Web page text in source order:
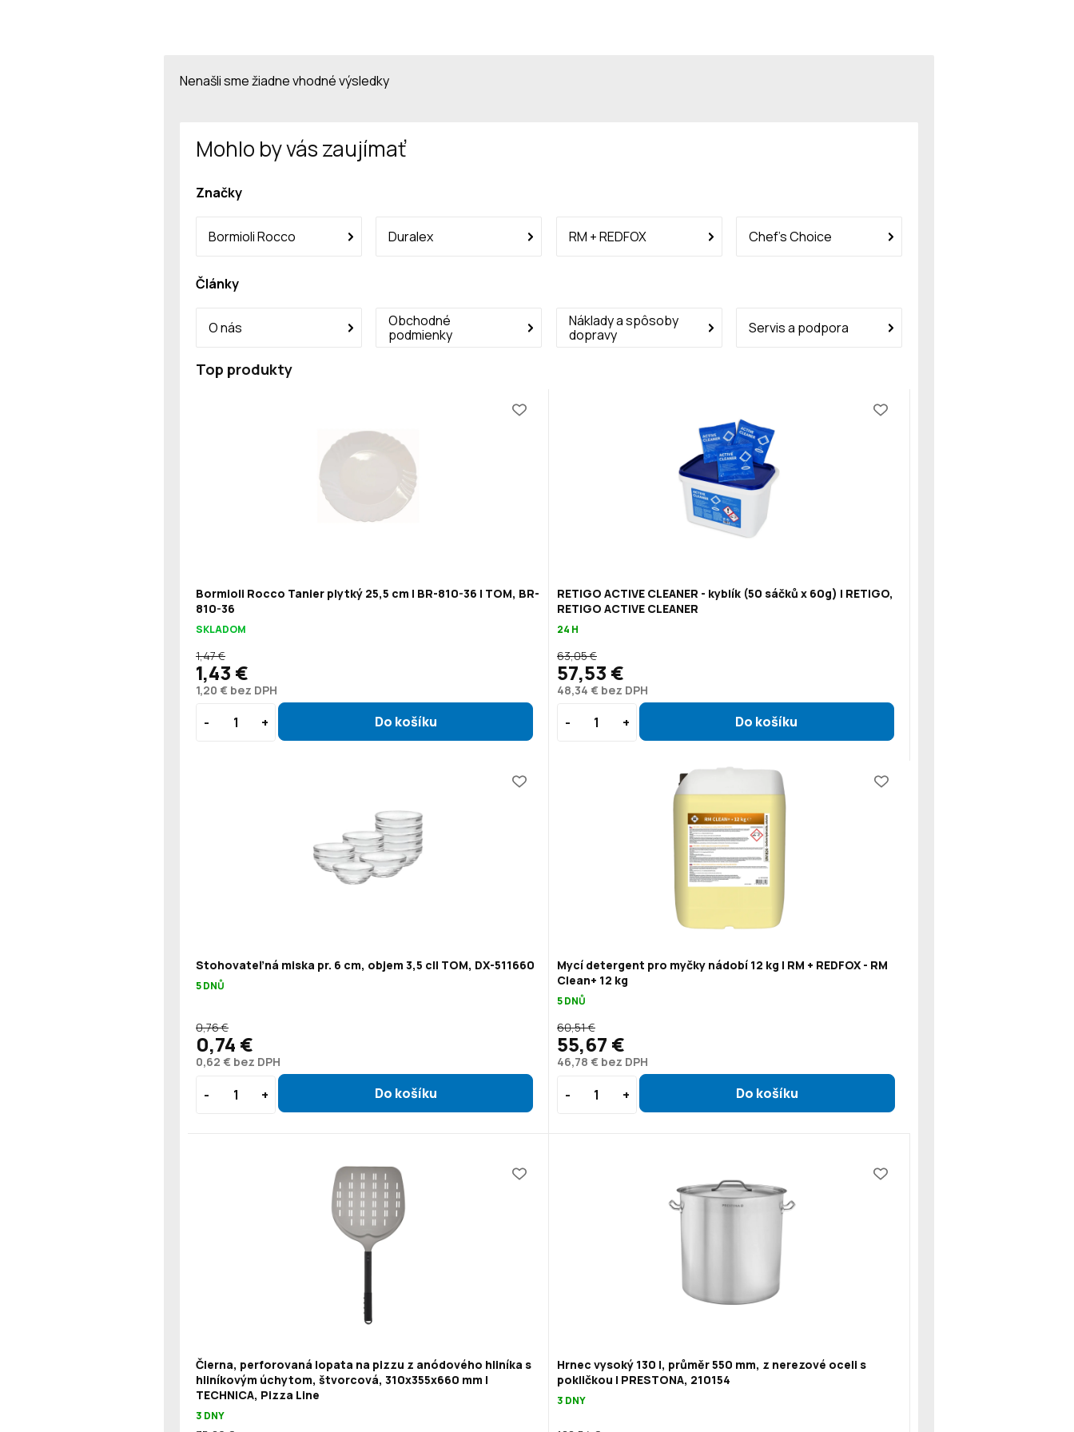
Nenašli sme žiadne vhodné výsledky
Mohlo by vás zaujímať
Značky
Bormioli Rocco Duralex RM + REDFOX Chef’s Choice
Články
O nás
Obchodné
podmienky
Náklady a spôsoby
dopravy
Servis a podpora
Top produkty
Bormioli Rocco Tanier plytký 25,5 cm | BR-810-36 | TOM, BR-
810-36
SKLADOM
1,20 € bez DPH
1,47 €
1,43 €
RETIGO ACTIVE CLEANER - kyblík (50 sáčků x 60g) | RETIGO,
RETIGO ACTIVE CLEANER
24 H
48,34 € bez DPH
63,05 €
57,53 €
Stohovateľná miska pr. 6 cm, objem 3,5 cl| TOM, DX-511660
5 DNŮ
0,62 € bez DPH
0,76 €
0,74 €
Mycí detergent pro myčky nádobí 12 kg | RM + REDFOX - RM
Clean+ 12 kg
5 DNŮ
46,78 € bez DPH
60,51 €
55,67 €
Čierna, perforovaná lopata na pizzu z anódového hliníka s
hliníkovým úchytom, štvorcová, 310x355x660 mm |
TECHNICA, Pizza Line
3 DNY
Hrnec vysoký 130 l, průměr 550 mm, z nerezové oceli s
pokličkou | PRESTONA, 210154
3 DNY